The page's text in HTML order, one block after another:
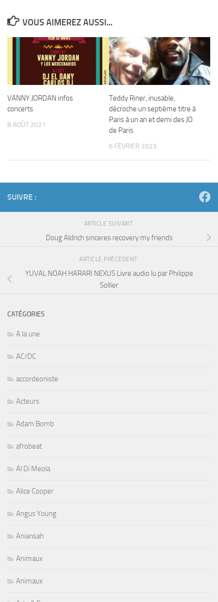
VOUS AIMEREZ AUSSI...
VANNY JORDAN infos
concerts
8 AOÛT 2021
Teddy Riner, inusable,
décroche un septième titre à
Paris à un an et demi des JO
de Paris
6 FÉVRIER 2023
SUIVRE :
ARTICLE SUIVANT
Doug Aldrich sinceres recovery my friends
ARTICLE PRÉCÉDENT
YUVAL NOAH HARARI NEXUS Livre audio lu par Philippe
Sollier
CATÉGORIES
A la une
AC/DC
accordeoniste
Acteurs
Adam Bomb
afrobeat
Al Di Meola
Alice Cooper
Angus Young
Aniansah
Animaux
Animaux